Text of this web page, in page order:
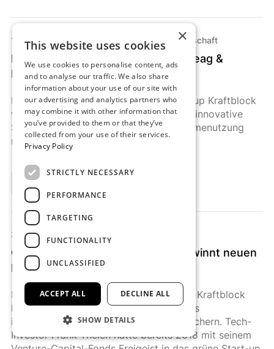
12.10.2020 ZfK Zeitung für kommunale Wirtschaft
Boost für industrielle Abwärme: Steag &
Kraftblock kooperieren
Die Steag New Energies und das Start-up Kraftblock
wollen künftig zusammenarbeiten. Eine innovative
Speichertechnologie könnte der Abwärmenutzung
neue Dimensionen eröffnen.
Mehr lesen
30.9.2020
CleanTech-Start-up Kraftblock gewinnt neuen
Investor – das sagt Thelen
Das deutsche Energiespeicher-Start-up Kraftblock
konnte sich ein Millionen-Investment des
internationalen Investors Kees Koolen sichern. Tech-
Investor Frank Thelen hatte bereits 2018 mit seinem
×
This website uses cookies
We use cookies to personalise content, ads
and to analyse our traffic. We also share
information about your use of our site with
our advertising and analytics partners who
may combine it with other information that
you’ve provided to them or that they’ve
collected from your use of their services.
Privacy Policy
STRICTLY NECESSARY
PERFORMANCE
TARGETING
FUNCTIONALITY
UNCLASSIFIED
ACCEPT ALL DECLINE ALL
SHOW DETAILS